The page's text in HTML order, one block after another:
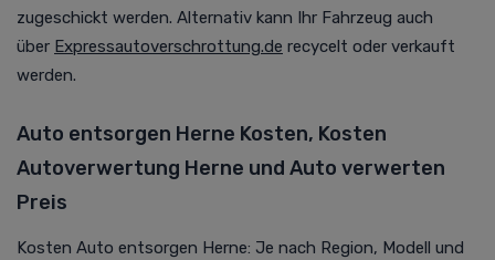
zugeschickt werden. Alternativ kann Ihr Fahrzeug auch
über Expressautoverschrottung.de recycelt oder verkauft
werden.
Auto entsorgen Herne Kosten, Kosten
Autoverwertung Herne und Auto verwerten
Preis
Kosten Auto entsorgen Herne: Je nach Region, Modell und